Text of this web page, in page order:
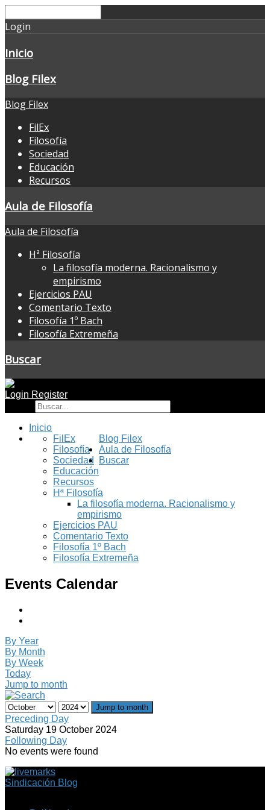
Login
Inicio
Blog Filex
Blog Filex
FilEx
Filosofía
Sociedad
Educación
Recursos
Aula de Filosofía
Aula de Filosofía
Hª Filosofía
La filosofía moderna. Racionalismo y
empirismo
Ejercicios PAU
Comentario Texto
Filosofía 1º Bach
Filosofía Extremeña
Buscar
Login Register
Inicio
Blog Filex
FilEx
Filosofía
Sociedad
Educación
Recursos
Aula de Filosofía
Hª Filosofía
La filosofía moderna. Racionalismo y
empirismo
Ejercicios PAU
Comentario Texto
Filosofía 1º Bach
Filosofía Extremeña
Buscar
Events Calendar
By Year
By Month
By Week
Today
Jump to month
Jump to month
Preceding Day
Saturday 19 October 2024
Following Day
No events were found
Sindicación Blog